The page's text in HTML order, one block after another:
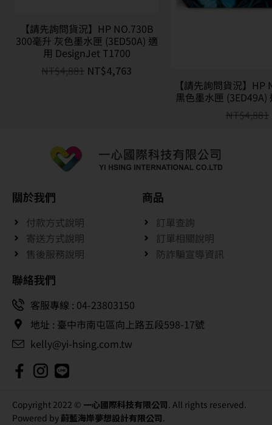
【請先詢問貨況】HP NO.730B
300毫升 灰色墨水匣 (3ED50A) 適
用 DesignJet T1700
NT$4,881 NT$4,763
【請先詢問貨況】
黑色墨水匣
NT$4,881
關於我們
付款方式說明
寄送方式說明
售後服務說明
商品
訂單查詢
訂單相關說明
防詐騙宣導資訊
聯絡我們
客服專線 : 04-23803150
地址 : 臺中市南屯區向上路五段598-17號
kelly@yi-hsing.com.tw
Copyright 2022 © 一心國際科技有限公司. All rights reserved.
Powered by 蔚藍海岸夢想設計有限公司.